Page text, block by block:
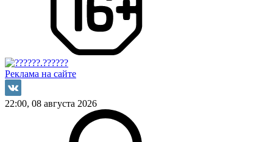
Реклама на сайте
22:00, 08 августа 2026